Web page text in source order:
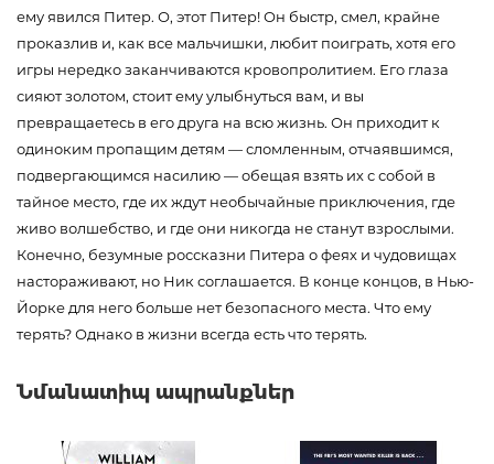
ему явился Питер. О, этот Питер! Он быстр, смел, крайне
проказлив и, как все мальчишки, любит поиграть, хотя его
игры нередко заканчиваются кровопролитием. Его глаза
сияют золотом, стоит ему улыбнуться вам, и вы
превращаетесь в его друга на всю жизнь. Он приходит к
одиноким пропащим детям — сломленным, отчаявшимся,
подвергающимся насилию — обещая взять их с собой в
тайное место, где их ждут необычайные приключения, где
живо волшебство, и где они никогда не станут взрослыми.
Конечно, безумные россказни Питера о феях и чудовищах
настораживают, но Ник соглашается. В конце концов, в Нью-
Йорке для него больше нет безопасного места. Что ему
терять? Однако в жизни всегда есть что терять.
Քաշ
Նմանատիպ ապրանքներ